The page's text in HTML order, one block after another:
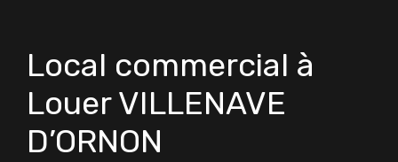
Local commercial à
Louer VILLENAVE
D’ORNON